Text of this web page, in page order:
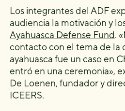
Los integrantes del ADF
audiencia la motivación y
Ayahuasca Defense Fund.
contacto con el tema de la
ayahuasca fue un caso en
entró en una ceremonia»,
De Loenen, fundador y
ICEERS.